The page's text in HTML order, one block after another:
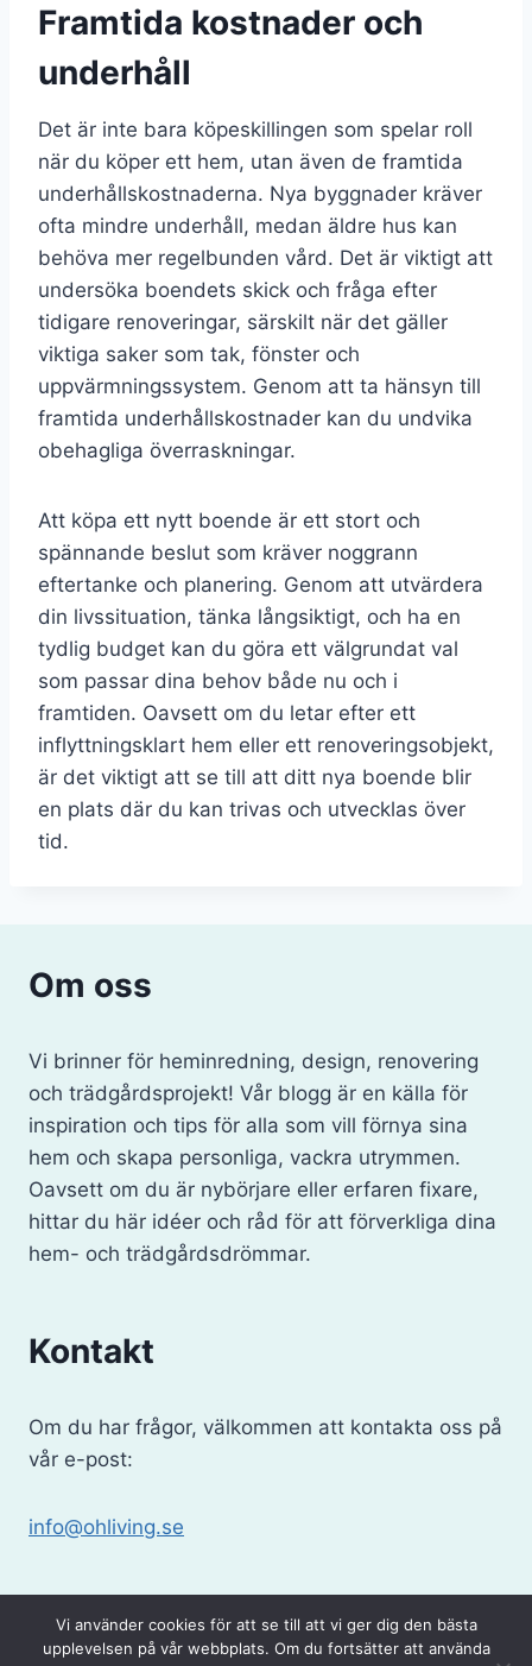
Framtida kostnader och
underhåll
Det är inte bara köpeskillingen som spelar roll
när du köper ett hem, utan även de framtida
underhållskostnaderna. Nya byggnader kräver
ofta mindre underhåll, medan äldre hus kan
behöva mer regelbunden vård. Det är viktigt att
undersöka boendets skick och fråga efter
tidigare renoveringar, särskilt när det gäller
viktiga saker som tak, fönster och
uppvärmningssystem. Genom att ta hänsyn till
framtida underhållskostnader kan du undvika
obehagliga överraskningar.
Att köpa ett nytt boende är ett stort och
spännande beslut som kräver noggrann
eftertanke och planering. Genom att utvärdera
din livssituation, tänka långsiktigt, och ha en
tydlig budget kan du göra ett välgrundat val
som passar dina behov både nu och i
framtiden. Oavsett om du letar efter ett
inflyttningsklart hem eller ett renoveringsobjekt,
är det viktigt att se till att ditt nya boende blir
en plats där du kan trivas och utvecklas över
tid.
Om oss
Vi brinner för heminredning, design, renovering
och trädgårdsprojekt! Vår blogg är en källa för
inspiration och tips för alla som vill förnya sina
hem och skapa personliga, vackra utrymmen.
Oavsett om du är nybörjare eller erfaren fixare,
hittar du här idéer och råd för att förverkliga dina
hem- och trädgårdsdrömmar.
Kontakt
Om du har frågor, välkommen att kontakta oss på
vår e-post:
info@ohliving.se
Vi använder cookies för att se till att vi ger dig den bästa
upplevelsen på vår webbplats. Om du fortsätter att använda